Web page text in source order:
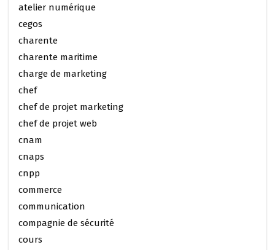
atelier numérique
cegos
charente
charente maritime
charge de marketing
chef
chef de projet marketing
chef de projet web
cnam
cnaps
cnpp
commerce
communication
compagnie de sécurité
cours